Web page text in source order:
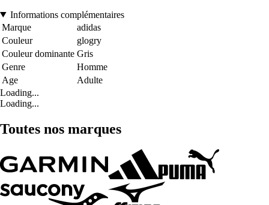
Informations complémentaires
Marque
adidas
Couleur
glogry
Couleur dominante Gris
Genre
Homme
Age
Adulte
Loading...
Loading...
Toutes nos marques